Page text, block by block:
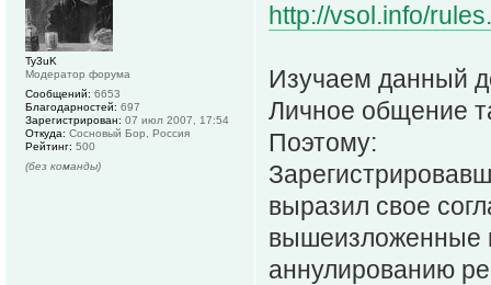
http://vsol.info/
Изучаем данный
Личное общение
Поэтому:
выразил свое
вышеизложенные
аннулированию
Ty3uK
Модератор форума
Сообщений: 6653
Благодарностей: 697
Зарегистрирован: 07 июл 2007, 17:54
Откуда: Сосновый Бор, Россия
Рейтинг: 500
(без команды)